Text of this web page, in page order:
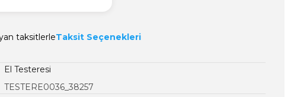
taksitlerleTaksit Seçenekleri
El Testeresi
TESTERE0036_38257